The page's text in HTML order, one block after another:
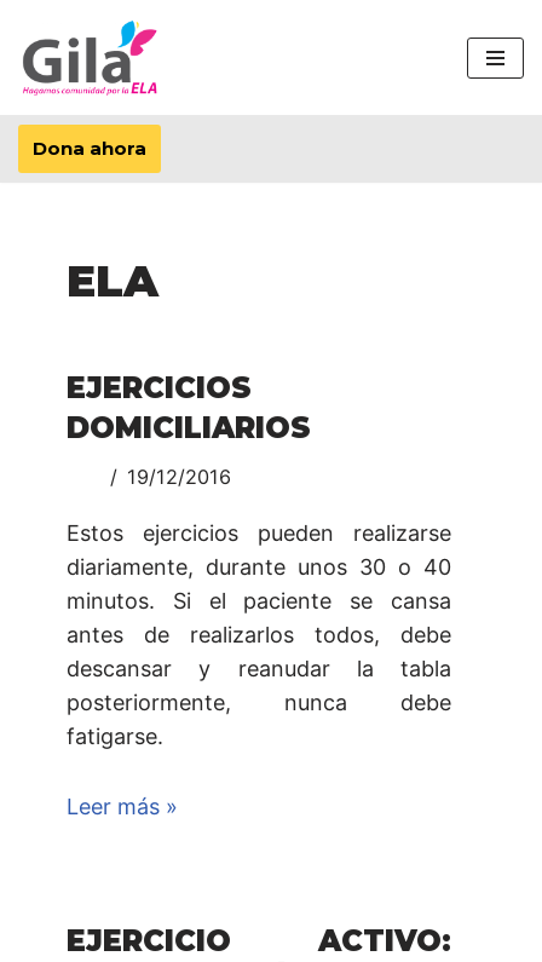
Saltar
al
contenido
Dona ahora
ELA
EJERCICIOS
DOMICILIARIOS
19/12/2016
Estos ejercicios pueden realizarse
diariamente, durante unos 30 o 40
minutos. Si el paciente se cansa
antes de realizarlos todos, debe
descansar y reanudar la tabla
posteriormente, nunca debe
fatigarse.
Leer más »
EJERCICIO ACTIVO: